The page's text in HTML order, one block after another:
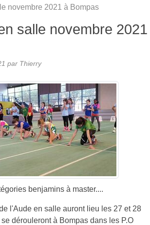
novembre 2021 à Bompas
salle novembre 2021
par Thierry
benjamins à master....
l'Aude en salle auront lieu les 27 et 28
dérouleront à Bompas dans les P.O